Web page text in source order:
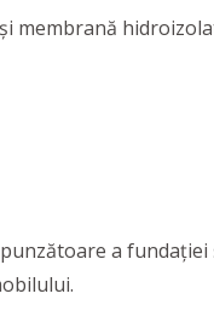
membrană
a